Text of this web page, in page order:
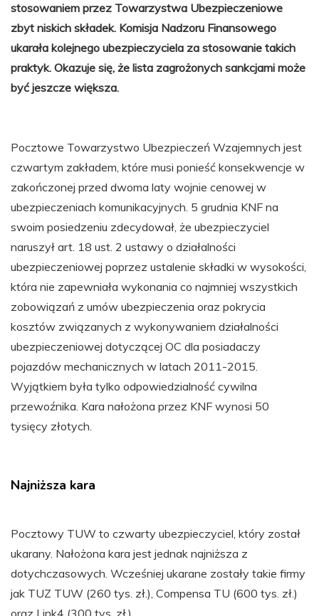
stosowaniem przez Towarzystwa Ubezpieczeniowe
zbyt niskich składek. Komisja Nadzoru Finansowego
ukarała kolejnego ubezpieczyciela za stosowanie takich
praktyk. Okazuje się, że lista zagrożonych sankcjami może
być jeszcze większa.
Pocztowe Towarzystwo Ubezpieczeń Wzajemnych jest
czwartym zakładem, które musi ponieść konsekwencje w
zakończonej przed dwoma laty wojnie cenowej w
ubezpieczeniach komunikacyjnych. 5 grudnia KNF na
swoim posiedzeniu zdecydował, że ubezpieczyciel
naruszył art. 18 ust. 2 ustawy o działalności
ubezpieczeniowej poprzez ustalenie składki w wysokości,
która nie zapewniała wykonania co najmniej wszystkich
zobowiązań z umów ubezpieczenia oraz pokrycia
kosztów związanych z wykonywaniem działalności
ubezpieczeniowej dotyczącej OC dla posiadaczy
pojazdów mechanicznych w latach 2011-2015.
Wyjątkiem była tylko odpowiedzialność cywilna
przewoźnika. Kara nałożona przez KNF wynosi 50
tysięcy złotych.
Najniższa kara
Pocztowy TUW to czwarty ubezpieczyciel, który został
ukarany. Nałożona kara jest jednak najniższa z
dotychczasowych. Wcześniej ukarane zostały takie firmy
jak TUZ TUW (260 tys. zł.), Compensa TU (600 tys. zł.)